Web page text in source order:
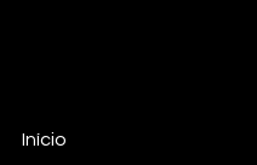
Início